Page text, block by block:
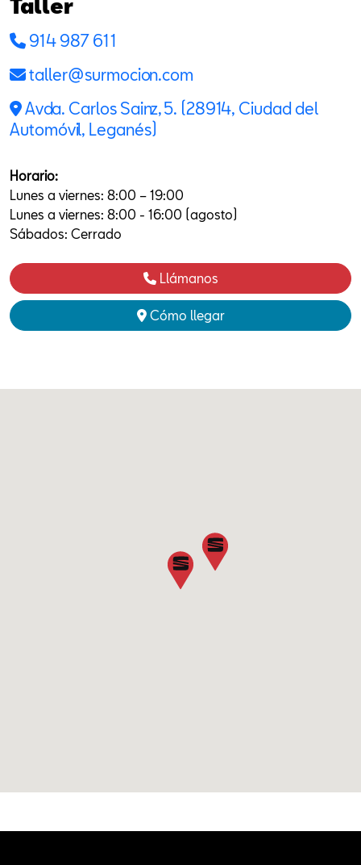
Taller
914 987 611
taller@surmocion.com
Avda. Carlos Sainz, 5. (28914, Ciudad del
Automóvil, Leganés)
Horario:
Lunes a viernes: 8:00 – 19:00
Lunes a viernes: 8:00 - 16:00 (agosto)
Sábados: Cerrado
Llámanos
Cómo llegar